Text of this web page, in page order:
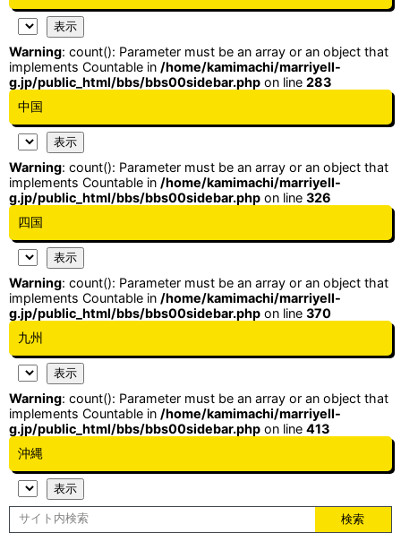
Warning: count(): Parameter must be an array or an object that
implements Countable in /home/kamimachi/marriyell-
g.jp/public_html/bbs/bbs00sidebar.php on line 283
中国
Warning: count(): Parameter must be an array or an object that
implements Countable in /home/kamimachi/marriyell-
g.jp/public_html/bbs/bbs00sidebar.php on line 326
四国
Warning: count(): Parameter must be an array or an object that
implements Countable in /home/kamimachi/marriyell-
g.jp/public_html/bbs/bbs00sidebar.php on line 370
九州
Warning: count(): Parameter must be an array or an object that
implements Countable in /home/kamimachi/marriyell-
g.jp/public_html/bbs/bbs00sidebar.php on line 413
沖縄